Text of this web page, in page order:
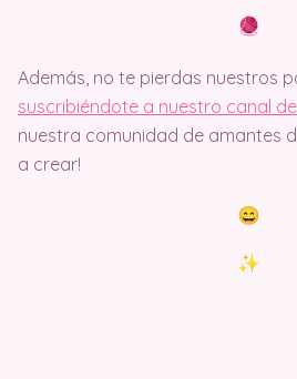
Además, no te pierdas nuestros
suscribiéndote a nuestro canal de
nuestra comunidad de amantes
a crear!